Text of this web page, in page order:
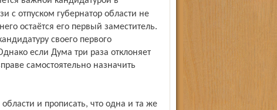
с отпуском губернатор области не
остаётся его первый заместитель.
своего первого
если Дума три раза отклоняет
самостоятельно назначить